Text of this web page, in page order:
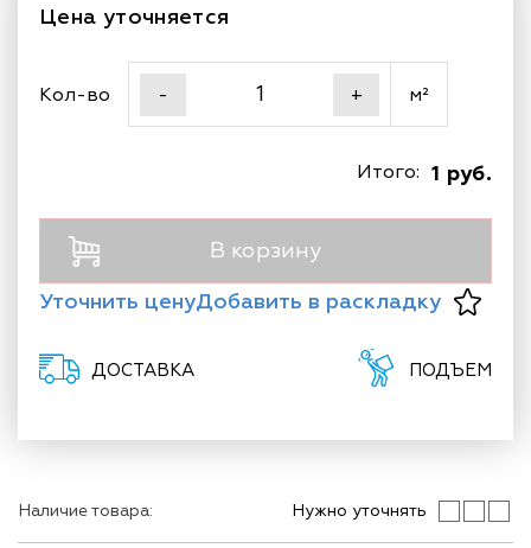
Наличие товара: Нужно уточнять
Цена уточняется
Кол-во - + м²
1 руб.
Итого:
В корзину
Уточнить ценуДобавить в раскладку
ДОСТАВКА ПОДЪЕМ